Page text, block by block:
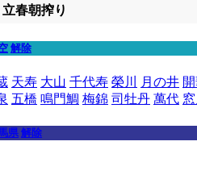
春朝搾り
解除
天寿 大山 千代寿 榮川 月の井
五橋 鳴門鯛 梅錦 司牡丹 萬代
県 解除